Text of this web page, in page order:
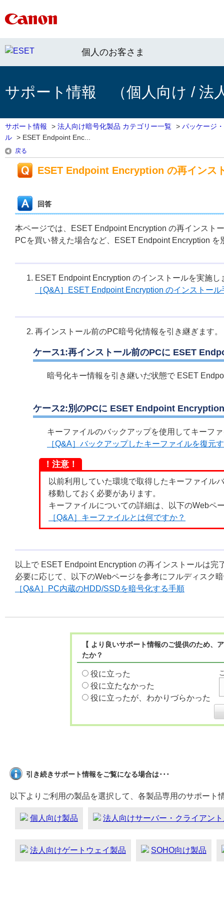
個人のお客さま
サポート情報 （個人向け / 法
サポート情報 > 法人向け暗号化製品 カテゴリー一覧 > パッケージ
ル > ESET Endpoint Enc...
戻る
ESET Endpoint Encryption の再インス
回答
本ページでは、ESET Endpoint Encryption の再インスト
PCを買い替えた場合など、ESET Endpoint Encryption
ESET Endpoint Encryption のインストールを実施
［Q&A］ESET Endpoint Encryption のインストー
再インストール前のPC暗号化情報を引き継ぎます。
ケース1:再インストール前のPCに ESET
暗号化キー情報を引き継いだ状態で ESET
ケース2:別のPCに ESET Endpoint
キーファイルのバックアップを使用してキーフ
［Q&A］バックアップしたキーファイルを復元
！注意！
以前利用していた環境で取得したキーファイル
移動しておく必要があります。
キーファイルについての詳細は、以下のWebペ
［Q&A］キーファイルとは何ですか？
以上で ESET Endpoint Encryption の再インストールは完
必要に応じて、以下のWebページを参考にフルディスク
［Q&A］PC内蔵のHDD/SSDを暗号化する手順
【 より良いサポート情報のご提供のため
たか？
役に立った
役に立たなかった
役に立ったが、わかりづらかった
引き続きサポート情報をご覧になる場合は･･･
以下よりご利用の製品を選択して、各製品専用のサポート
個人向け製品 法人向けサーバー・クライアン
法人向けゲートウェイ製品 SOHO向け製品